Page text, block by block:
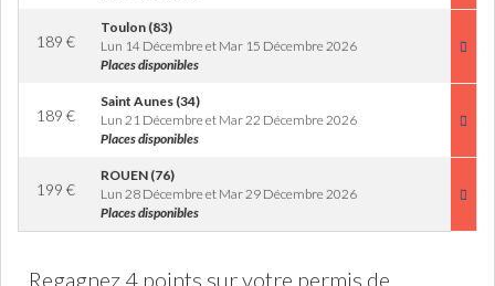
189 €
Toulon (83)
Lun 14 Décembre et Mar 15 Décembre 2026
Places disponibles
189 €
Saint Aunes (34)
Lun 21 Décembre et Mar 22 Décembre 2026
Places disponibles
199 €
ROUEN (76)
Lun 28 Décembre et Mar 29 Décembre 2026
Places disponibles
Regagnez 4 points sur votre permis de